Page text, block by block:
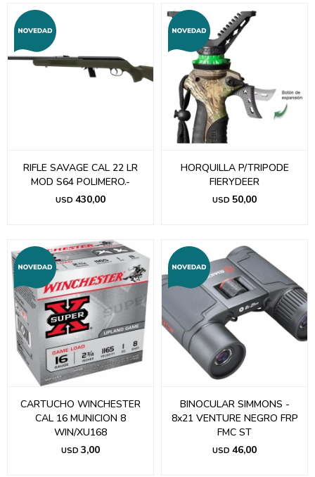
RIFLE SAVAGE CAL 22 LR
MOD S64 POLIMERO.-
USD 430,00
HORQUILLA P/TRIPODE
FIERYDEER
USD 50,00
CARTUCHO WINCHESTER
CAL 16 MUNICION 8
WIN/XU168
USD 3,00
BINOCULAR SIMMONS -
8x21 VENTURE NEGRO FRP
FMC ST
USD 46,00